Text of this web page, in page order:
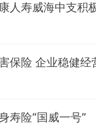
人寿威海中支积
寿险“国威一号”